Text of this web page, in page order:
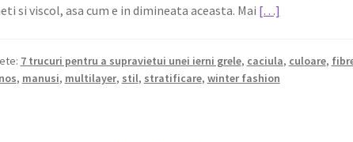
si viscol, asa cum e in dimineata aceasta. Mai […]
7 trucuri pentru a supravietui unei ierni grele, caciula, culoare,
, manusi, multilayer, stil, stratificare, winter fashion